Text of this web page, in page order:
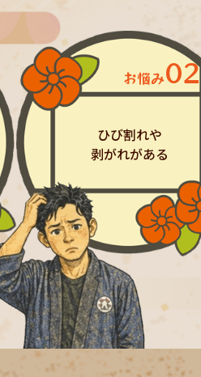
お悩み02
ひび割れや
剥がれがある